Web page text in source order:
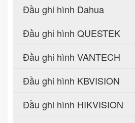
Đầu ghi hình Dahua
Đầu ghi hình QUESTEK
Đầu ghi hình VANTECH
Đầu ghi hình KBVISION
Đầu ghi hình HIKVISION